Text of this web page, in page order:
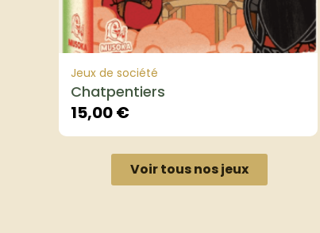
Jeux de société
Chatpentiers
15,00€
Voir tous nos jeux